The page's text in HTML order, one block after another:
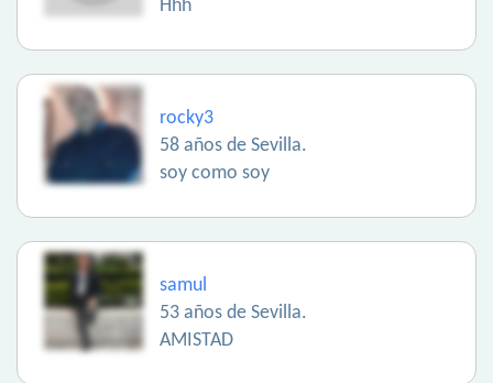
Hhh
rocky3
58 años de Sevilla.
soy como soy
samul
53 años de Sevilla.
AMISTAD